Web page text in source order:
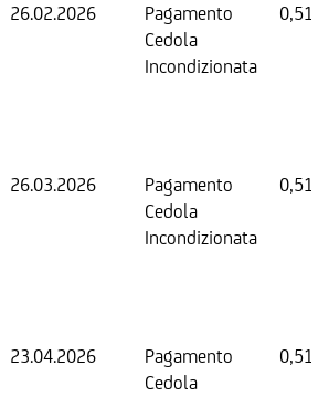
26.02.2026
Pagamento
Cedola
Incondizionata
0,51
26.03.2026
Pagamento
Cedola
Incondizionata
0,51
23.04.2026
Pagamento
Cedola
0,51